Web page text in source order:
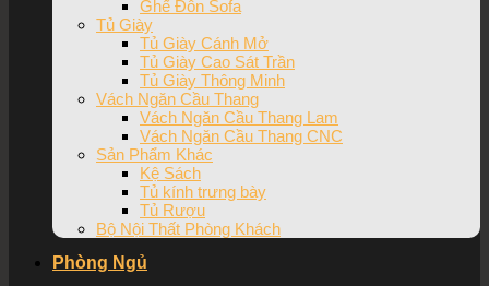
Ghế Đôn Sofa
Tủ Giày
Tủ Giày Cánh Mở
Tủ Giày Cao Sát Trần
Tủ Giày Thông Minh
Vách Ngăn Cầu Thang
Vách Ngăn Cầu Thang Lam
Vách Ngăn Cầu Thang CNC
Sản Phẩm Khác
Kệ Sách
Tủ kính trưng bày
Tủ Rượu
Bộ Nội Thất Phòng Khách
Phòng Ngủ